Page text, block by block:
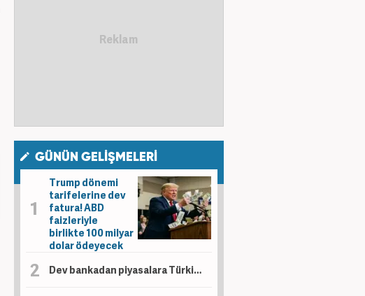
GÜNÜN GELİŞMELERİ
Trump dönemi
tarifelerine dev
fatura! ABD
faizleriyle
birlikte 100 milyar
dolar ödeyecek
Dev bankadan piyasalara Türkiye mesajı: Yıl sonu faiz indirimi ve tahvil hamlesi gündemde